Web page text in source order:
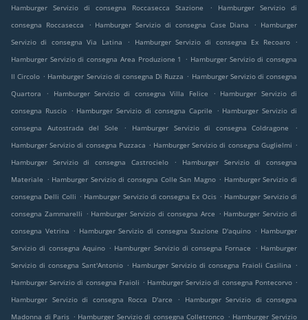
Hamburger Servizio di consegna Roccasecca Stazione .
Hamburger Servizio di
consegna Roccasecca
. Hamburger Servizio di consegna Case Diana . Hamburger
Servizio di consegna Via Latina
. Hamburger Servizio di consegna Ex Recoaro
.
Hamburger Servizio di consegna Area Produzione 1
. Hamburger Servizio di consegna
Il Circolo . Hamburger Servizio di consegna Di Ruzza . Hamburger Servizio di consegna
Quartora
. Hamburger Servizio di consegna Villa Felice . Hamburger Servizio di
consegna Ruscio . Hamburger Servizio di consegna Caprile . Hamburger Servizio di
consegna Autostrada del Sole
. Hamburger Servizio di consegna Coldragone
.
Hamburger Servizio di consegna Puzzaca . Hamburger Servizio di consegna Guglielmi .
Hamburger Servizio di consegna Castrocielo
.
Hamburger Servizio di consegna
Materiale . Hamburger Servizio di consegna Colle San Magno . Hamburger Servizio di
consegna Delli Colli . Hamburger Servizio di consegna Ex Ocis . Hamburger Servizio di
consegna Zammarelli . Hamburger Servizio di consegna Arce . Hamburger Servizio di
consegna Vetrina . Hamburger Servizio di consegna Stazione D'aquino . Hamburger
Servizio di consegna Aquino . Hamburger Servizio di consegna Fornace . Hamburger
Servizio di consegna Sant'Antonio . Hamburger Servizio di consegna Fraioli Casilina .
Hamburger Servizio di consegna Fraioli . Hamburger Servizio di consegna Pontecorvo .
Hamburger Servizio di consegna Rocca D'arce
.
Hamburger Servizio di consegna
Madonna di Paris . Hamburger Servizio di consegna Colletronco . Hamburger Servizio